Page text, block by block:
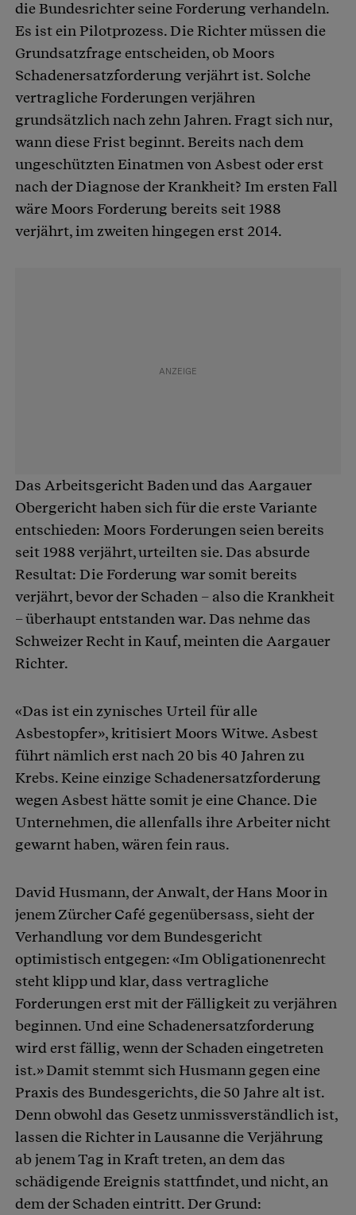
die Bundesrichter seine Forderung verhandeln.
Es ist ein Pilotprozess. Die Richter müssen die
Grundsatzfrage entscheiden, ob Moors
Schadenersatzforderung verjährt ist. Solche
vertragliche Forderungen verjähren
grundsätzlich nach zehn Jahren. Fragt sich nur,
wann diese Frist beginnt. Bereits nach dem
ungeschützten Einatmen von Asbest oder erst
nach der Diagnose der Krankheit? Im ersten Fall
wäre Moors Forderung bereits seit 1988
verjährt, im zweiten hingegen erst 2014.
Das Arbeitsgericht Baden und das Aargauer
Obergericht haben sich für die erste Variante
entschieden: Moors Forderungen seien bereits
seit 1988 verjährt, urteilten sie. Das absurde
Resultat: Die Forderung war somit bereits
verjährt, bevor der Schaden – also die Krankheit
– überhaupt entstanden war. Das nehme das
Schweizer Recht in Kauf, meinten die Aargauer
Richter.
«Das ist ein zynisches Urteil für alle
Asbestopfer», kritisiert Moors Witwe. Asbest
führt nämlich erst nach 20 bis 40 Jahren zu
Krebs. Keine einzige Schadenersatzforderung
wegen Asbest hätte somit je eine Chance. Die
Unternehmen, die allenfalls ihre Arbeiter nicht
gewarnt haben, wären fein raus.
David Husmann, der Anwalt, der Hans Moor in
jenem Zürcher Café gegenübersass, sieht der
Verhandlung vor dem Bundesgericht
optimistisch entgegen: «Im Obligationenrecht
steht klipp und klar, dass vertragliche
Forderungen erst mit der Fälligkeit zu verjähren
beginnen. Und eine Schadenersatzforderung
wird erst fällig, wenn der Schaden eingetreten
ist.» Damit stemmt sich Husmann gegen eine
Praxis des Bundesgerichts, die 50 Jahre alt ist.
Denn obwohl das Gesetz unmissverständlich ist,
lassen die Richter in Lausanne die Verjährung
ab jenem Tag in Kraft treten, an dem das
schädigende Ereignis stattfindet, und nicht, an
dem der Schaden eintritt. Der Grund: